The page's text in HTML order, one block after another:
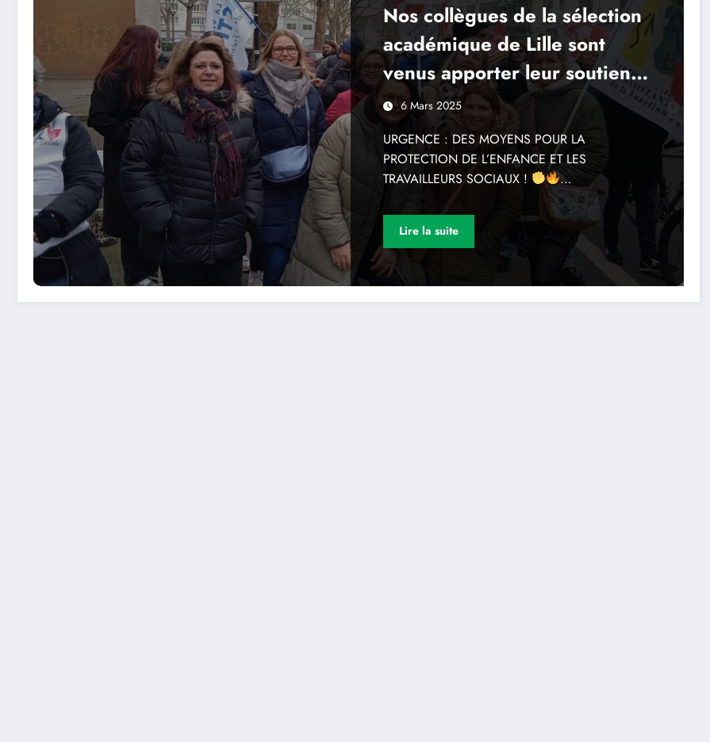
Nos collègues de la sélection
académique de Lille sont
venus apporter leur soutien
aux professionnels de l’ASE
en lutte
6 Mars 2025
URGENCE : DES MOYENS POUR LA
PROTECTION DE L’ENFANCE ET LES
TRAVAILLEURS SOCIAUX !
…
Lire la suite